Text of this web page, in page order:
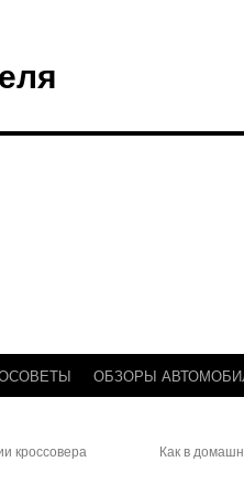
ОБЗОРЫ
кроссовера
Как в